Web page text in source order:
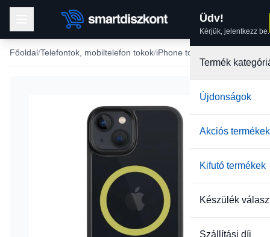
Üdv!
Kérjük, jelentkezz be.
Termék
Újdonságok
Akciós termékek
Kifutó termékek
Készülék
Szállítási díj
Főoldal Telefontok, mobiltelefon tokok iPhone tokok
-36%